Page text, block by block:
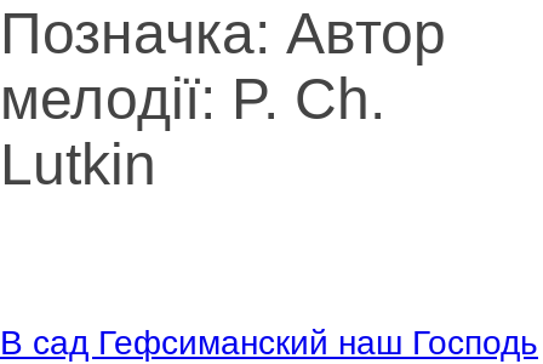
Позначка: Автор
мелодії: P. Ch.
Lutkin
В сад Гефсиманский наш Господь